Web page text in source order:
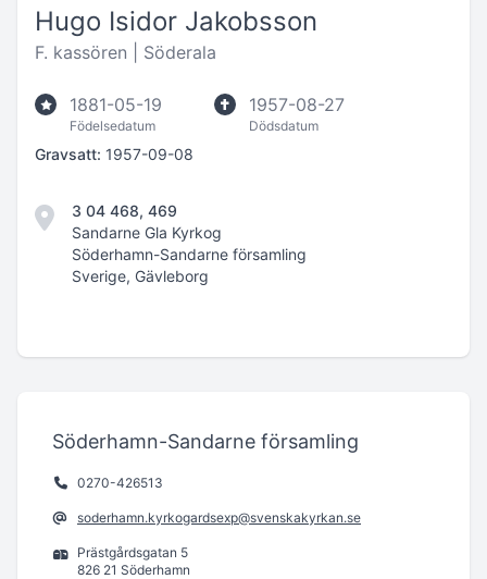
Hugo Isidor Jakobsson
F. kassören | Söderala
1881-05-19
Födelsedatum
1957-08-27
Dödsdatum
Gravsatt: 1957-09-08
3 04 468, 469
Sandarne Gla Kyrkog
Söderhamn-Sandarne församling
Sverige, Gävleborg
Söderhamn-Sandarne församling
0270-426513
soderhamn.kyrkogardsexp@svenskakyrkan.se
Prästgårdsgatan 5
826 21 Söderhamn